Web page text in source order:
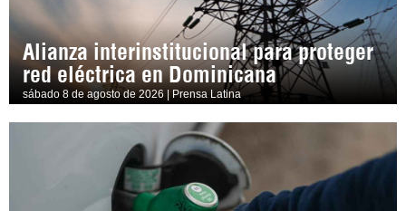
Alianza interinstitucional para proteger
red eléctrica en Dominicana
sábado 8 de agosto de 2026 | Prensa Latina